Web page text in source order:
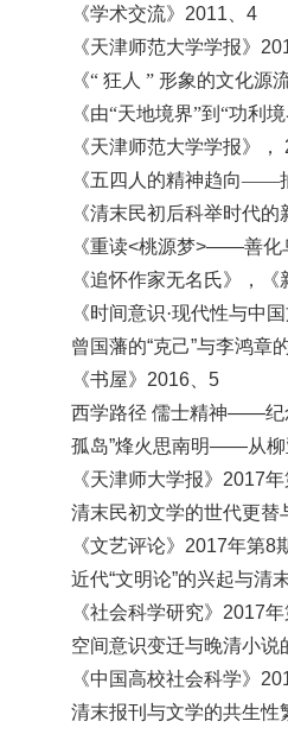
《学术交流》 2011、4
《天津师范大学学报》
《“ 狂人 ” 形象的文化源
《由“天地境界”到“功利
《天津师范大学学报》，
《五四人的精神趋向——抽
《清末民初后科举时代
《重读<桃源梦>——善化
《追怀作家无名氏》，《
《时间意识·现代性与中
曾国藩的“克己”与李鸿章
《书屋》 2016
5
西学路径 儒士精神——纪
孤岛”烽火思南明——从
《天津师大学报》 2017年
清末民初文学的世代更替
《文艺评论》 2017年第8
近代“文明论”的兴起与清
《社会科学研究》 2017年
空间意识变迁与晚清小说
《中国高校社会科学》
清末报刊与文学的共生性